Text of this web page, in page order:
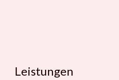
Leistungen